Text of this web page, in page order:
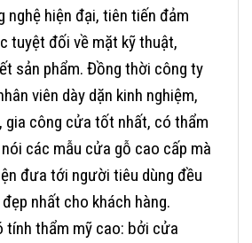
nghệ hiện đại, tiên tiến đảm
tuyệt đối về mặt kỹ thuật,
sản phẩm. Đồng thời công ty
viên dày dặn kinh nghiệm,
gia công cửa tốt nhất, có thẩm
các mẫu cửa gỗ cao cấp mà
đưa tới người tiêu dùng đều
nhất cho khách hàng.
tính thẩm mỹ cao: bởi cửa